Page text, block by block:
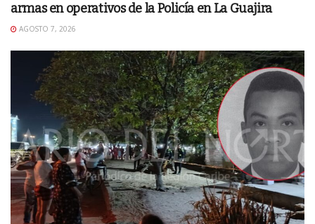
armas en operativos de la Policía en La Guajira
AGOSTO 7, 2026